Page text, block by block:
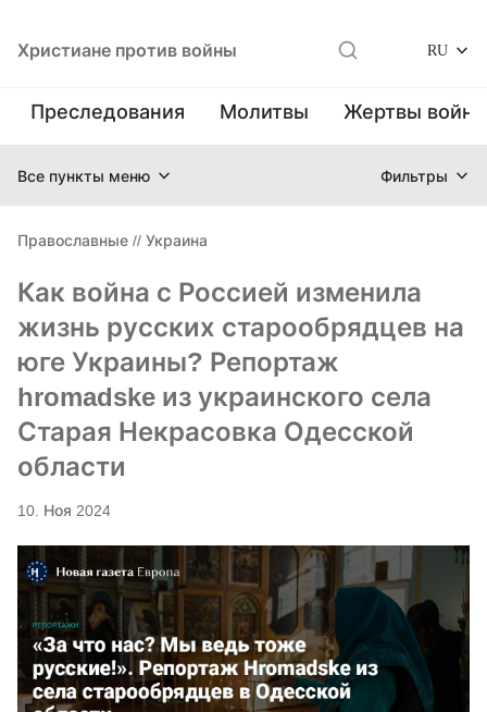
Христиане против войны RU
Преследования Молитвы Жертвы
Все пункты меню Фильтры
Православные // Украина
Как война с Россией изменила
жизнь русских старообрядцев на
юге Украины? Репортаж
hromadske из украинского села
Старая Некрасовка Одесской
области
10. Ноя 2024